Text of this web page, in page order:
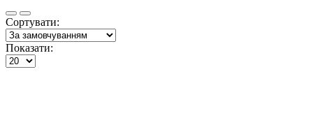
Сортувати:
Показати: